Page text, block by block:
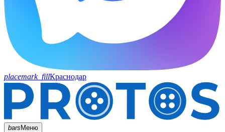
placemark_fillКраснодар
barsМеню